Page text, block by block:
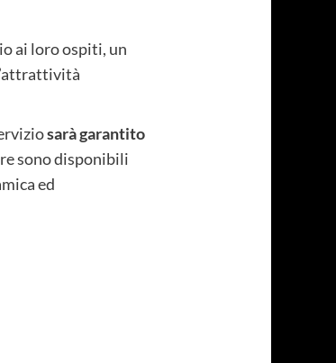
ai loro ospiti, un
sarà garantito
sono disponibili
ed